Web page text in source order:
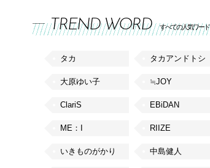
TREND WORD すべての人気ワード
タカ タカアンドトシ
大原ゆい子 ≒JOY
ClariS EBiDAN
ME：I RIIZE
いきものがかり 中島健人